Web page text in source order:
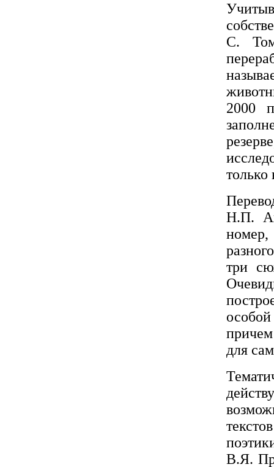
С.
2000
только
Н.П.
номер,
три
причем
для
В.Я.